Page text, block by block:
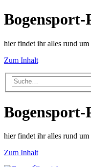
hier findet ihr alles rund um
Zum Inhalt
hier findet ihr alles rund um
Zum Inhalt